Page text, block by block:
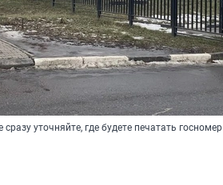
уточняйте, где будете печатать госномер